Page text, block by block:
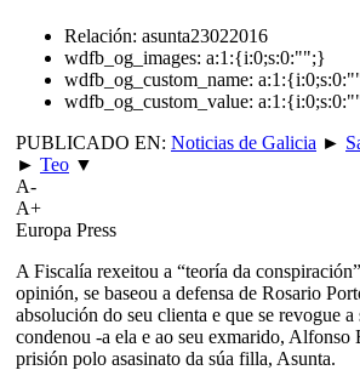
Relación: asunta23022016
wdfb_og_images: a:1:{i:0;s:0:"";}
wdfb_og_custom_name:
wdfb_og_custom_value:
PUBLICADO EN: Noticias de Galicia ►
► Teo ▼
A-
A+
Europa Press
A Fiscalía rexeitou a “teoría da
opinión, se baseou a defensa de Rosario
absolución do seu clienta e que se revogue a
condenou -a ela e ao seu exmarido, Alfonso
prisión polo asasinato da súa filla, Asunta.